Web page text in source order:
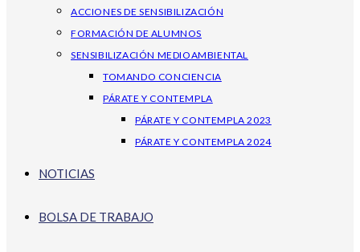
ACCIONES DE SENSIBILIZACIÓN
FORMACIÓN DE ALUMNOS
SENSIBILIZACIÓN MEDIOAMBIENTAL
TOMANDO CONCIENCIA
PÁRATE Y CONTEMPLA
PÁRATE Y CONTEMPLA 2023
PÁRATE Y CONTEMPLA 2024
NOTICIAS
BOLSA DE TRABAJO